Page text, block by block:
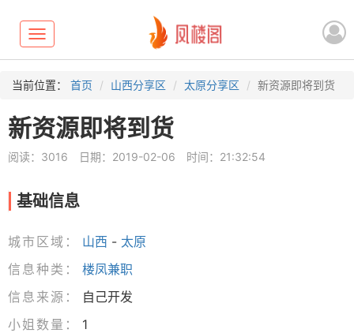
Toggle
navigation
当前位置： 首页 山西分享区 太原分享区 新资源即将到货
新资源即将到货
阅读：3016 日期：2019-02-06 时间：21:32:54
基础信息
城市区域： 山西 - 太原
信息种类：
楼凤兼职
信息来源：
自己开发
小姐数量：
1